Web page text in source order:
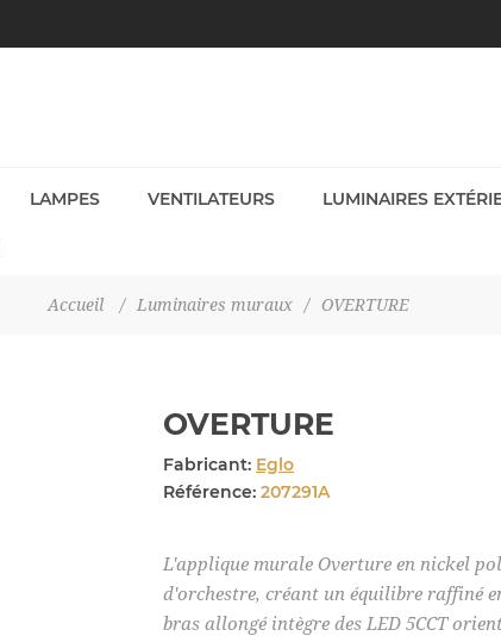
LAMPES VENTILATEURS LUMINAIRES
Accueil / Luminaires muraux / OVERTURE
OVERTURE
Fabricant: Eglo
Référence: 207291A
L'applique murale Overture en nickel
d'orchestre, créant un équilibre raffiné
bras allongé intègre des LED 5CCT